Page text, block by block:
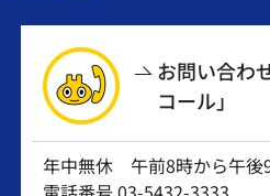
お問い合わ
コール」
年中無休 午前8時から午後